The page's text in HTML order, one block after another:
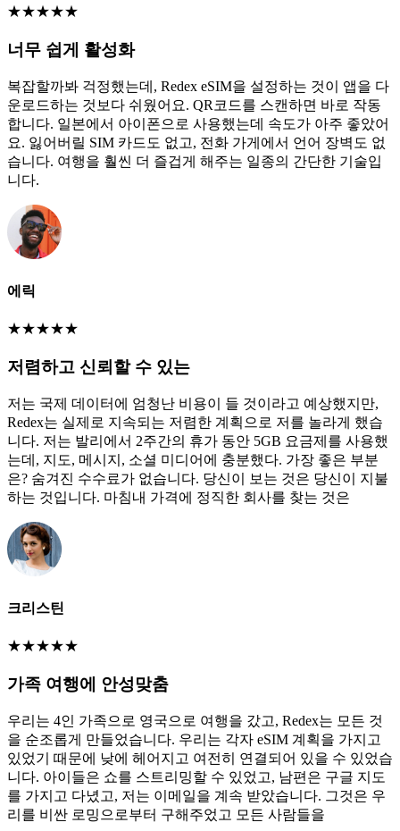
★★★★★
너무 쉽게 활성화
복잡할까봐 걱정했는데, Redex eSIM을 설정하는 것이 앱을 다
운로드하는 것보다 쉬웠어요. QR코드를 스캔하면 바로 작동
합니다. 일본에서 아이폰으로 사용했는데 속도가 아주 좋았어
요. 잃어버릴 SIM 카드도 없고, 전화 가게에서 언어 장벽도 없
습니다. 여행을 훨씬 더 즐겁게 해주는 일종의 간단한 기술입
니다.
에릭
★★★★★
저렴하고 신뢰할 수 있는
저는 국제 데이터에 엄청난 비용이 들 것이라고 예상했지만,
Redex는 실제로 지속되는 저렴한 계획으로 저를 놀라게 했습
니다. 저는 발리에서 2주간의 휴가 동안 5GB 요금제를 사용했
는데, 지도, 메시지, 소셜 미디어에 충분했다. 가장 좋은 부분
은? 숨겨진 수수료가 없습니다. 당신이 보는 것은 당신이 지불
하는 것입니다. 마침내 가격에 정직한 회사를 찾는 것은
크리스틴
★★★★★
가족 여행에 안성맞춤
우리는 4인 가족으로 영국으로 여행을 갔고, Redex는 모든 것
을 순조롭게 만들었습니다. 우리는 각자 eSIM 계획을 가지고
있었기 때문에 낮에 헤어지고 여전히 연결되어 있을 수 있었습
니다. 아이들은 쇼를 스트리밍할 수 있었고, 남편은 구글 지도
를 가지고 다녔고, 저는 이메일을 계속 받았습니다. 그것은 우
리를 비싼 로밍으로부터 구해주었고 모든 사람들을